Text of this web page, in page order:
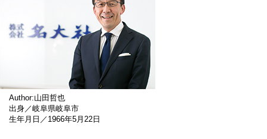
Author:山田哲也
出身／岐阜県岐阜市
生年月日／1966年5月22日